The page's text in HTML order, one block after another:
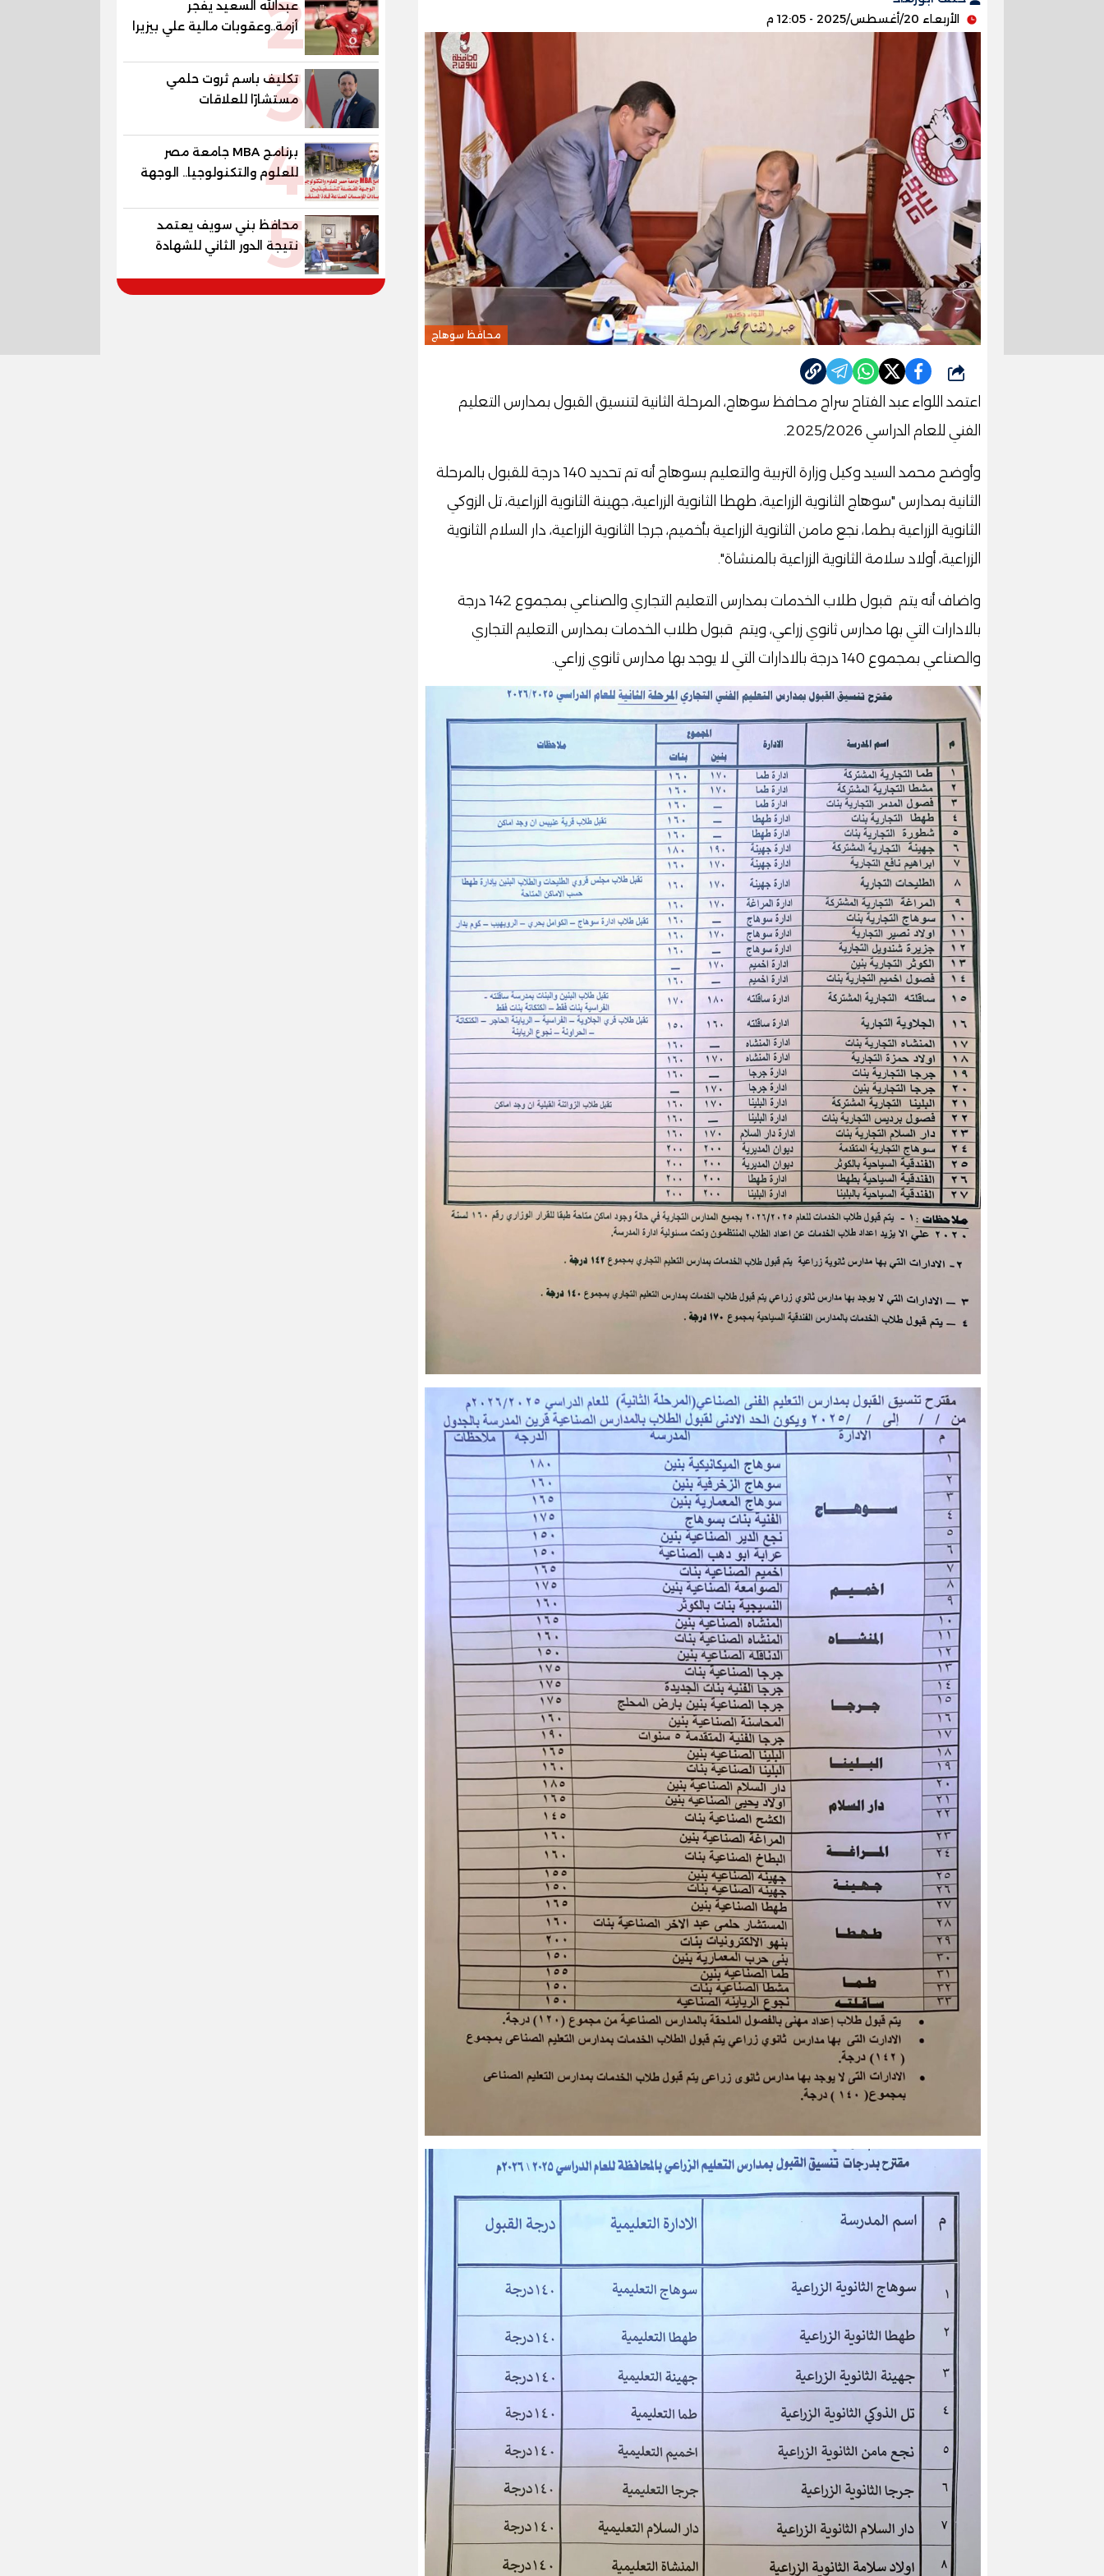
الأربعاء 20/أغسطس/2025 - 12:05 م
محافظ سوهاج
شارك
اعتمد اللواء عبد الفتاح سراج محافظ سوهاج، المرحلة الثانية لتنسيق القبول بمدارس التعليم
الفني للعام الدراسي 2025/2026.
وأوضح محمد السيد وكيل وزارة التربية والتعليم بسوهاج أنه تم تحديد 140 درجة للقبول بالمرحلة
الثانية بمدارس "سوهاج الثانوية الزراعية، طهطا الثانوية الزراعية، جهينة الثانوية الزراعية، تل الزوكي
الثانوية الزراعية بطما، نجع مامن الثانوية الزراعية بأخميم، جرجا الثانوية الزراعية، دار السلام الثانوية
الزراعية، أولاد سلامة الثانوية الزراعية بالمنشاة".
واضاف أنه يتم قبول طلاب الخدمات بمدارس التعليم التجاري والصناعي بمجموع 142 درجة
بالادارات التي بها مدارس ثانوي زراعي، ويتم قبول طلاب الخدمات بمدارس التعليم التجاري
والصناعي بمجموع 140 درجة بالادارات التي لا يوجد بها مدارس ثانوي زراعي.
2
عبدالله السعيد يفجر
أزمة..وعقوبات مالية علي بيزيرا
وبانزا
3
تكليف باسم ثروت حلمي
مستشارًا للعلاقات
الدبلوماسية وعضوًا بالهيئة
الاستشارية العليا لمنظمة
«جاد جمينت يوإن»
4
برنامج MBA جامعة مصر
للعلوم والتكنولوجيا.. الوجهة
المفضلة للتنفيذيين وقيادات
المؤسسات لصناعة قادة
المستقبل
5
محافظ بني سويف يعتمد
نتيجة الدور الثاني للشهادة
الإعدادية العامة بنسبة